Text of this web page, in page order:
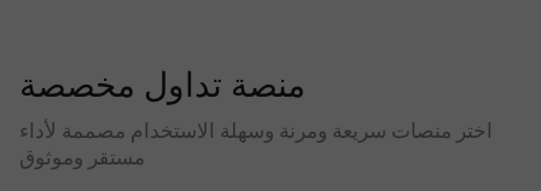
منصة تداول مخصصة
اختر منصات سريعة ومرنة وسهلة الاستخدام مصممة لأداء
مستقر وموثوق